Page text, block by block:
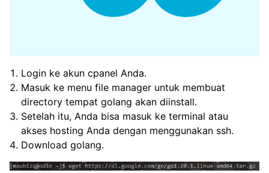
Login ke akun cpanel Anda.
Masuk ke menu file manager untuk membuat
directory tempat golang akan diinstall.
Setelah itu, Anda bisa masuk ke terminal atau
akses hosting Anda dengan menggunakan ssh.
Download golang.